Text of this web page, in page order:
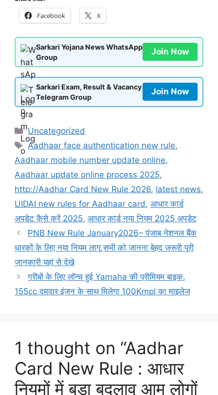
Facebook X
Sarkari Yojana News WhatsApp
Group
Join Now
Sarkari Exam, Result & Vacancy
Telegram Group
Join Now
Categories
Uncategorized
Tags
Aadhaar face authentication new rule,
Aadhaar mobile number update online,
Aadhaar update online process 2025,
http://Aadhar Card New Rule 2026, latest news,
UIDAI new rules for Aadhaar card , आधार कार्ड
अपडेट कैसे करें 2025, आधार कार्ड नया नियम 2025 अपडेट
PNB New Rule January2026– पंजाब नेशनल बैंक
धारकों के लिए नया नियम लागू सभी को जानना बेहद जरूरी पूरी
जानकारी यहां से देखे
गरीबों के लिए लॉन्च हुई Yamaha की प्रीमियम बाइक,
155cc दमदार इंजन के साथ मिलेगा 100Kmpl का माइलेज
1 thought on “Aadhar
Card New Rule : आधार
नियमों में बड़ा बदलाव आम लोगों